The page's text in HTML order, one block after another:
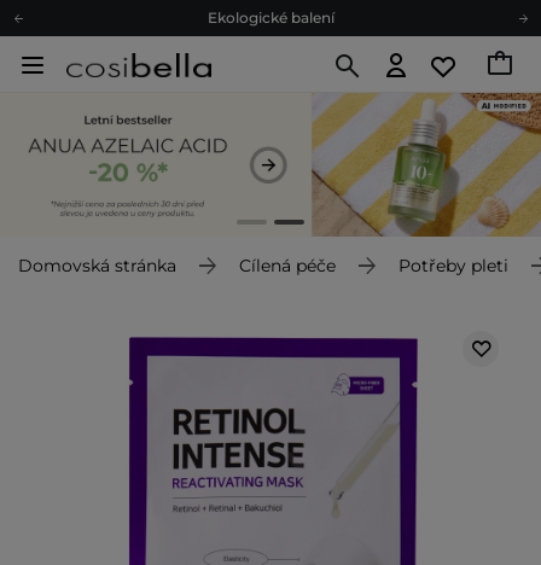
Ekologické balení
Doporučovací Program
Darkové karty
Ekologické balení
Domovská stránka Cílená péče Potřeby pleti